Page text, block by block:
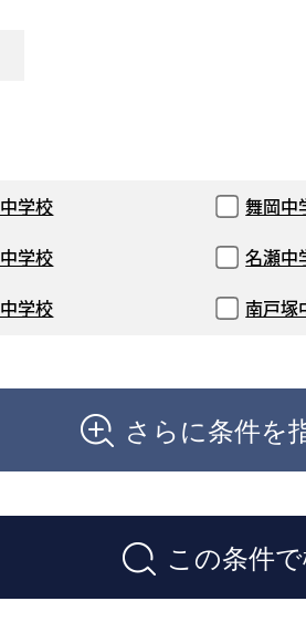
学校 舞岡中
学校 名瀬中
学校 南戸塚
さらに条件を
この条件